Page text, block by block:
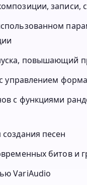
записи,
повышающий
управлением
с функциями
песен
битов и
VariAudio